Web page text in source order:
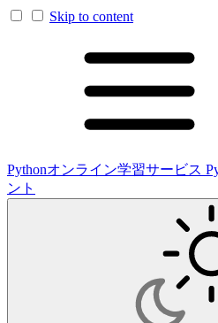
Skip to content
Pythonオンライン学習サービス
ント